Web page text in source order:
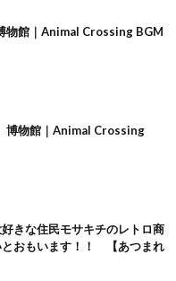
物館｜Animal Crossing BGM
博物館｜Animal Crossing
好きな住民モサキチのレトロ商
とおもいます！！ 【あつまれ